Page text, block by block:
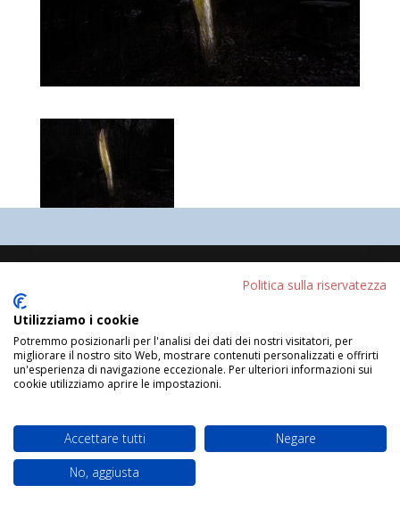
Politica sulla riservatezza
Utilizziamo i cookie
Potremmo posizionarli per l'analisi dei dati dei nostri visitatori, per
migliorare il nostro sito Web, mostrare contenuti personalizzati e offrirti
un'esperienza di navigazione eccezionale. Per ulteriori informazioni sui
cookie utilizziamo aprire le impostazioni.
Accettare tutti
Negare
No, aggiusta